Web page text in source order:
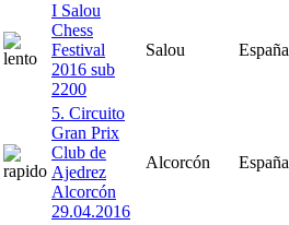
I Salou
Chess
Festival
2016 sub
2200
Salou España
5. Circuito
Gran Prix
Club de
Ajedrez
Alcorcón
29.04.2016
Alcorcón España